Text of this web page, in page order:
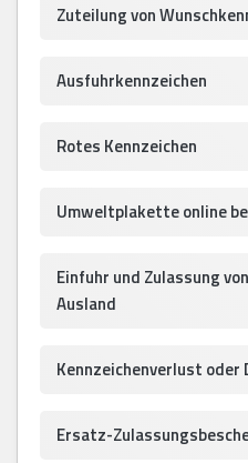
Zuteilung von
Ausfuhrkennzeichen
Rotes Kennzeichen
Umweltplakette online
Einfuhr und Zulassung
Ausland
Kennzeichenverlust oder
Ersatz-